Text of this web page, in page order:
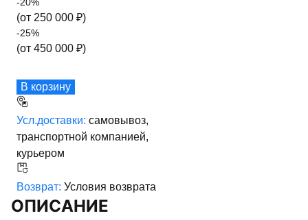
(от 250 000 ₽)
-25%
(от 450 000 ₽)
В корзину
Усл.доставки: самовывоз,
транспортной компанией,
курьером
Возврат: Условия возврата
ОПИСАНИЕ